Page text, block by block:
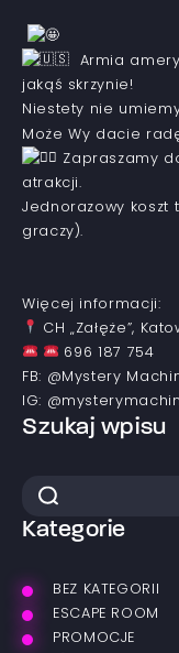
Armia
jakąś skrzynie!
Niestety nie
Może Wy dacie
Zapraszamy
atrakcji.
Jednorazowy koszt
graczy).
Więcej informacji:
CH „Załęże”,
696 187 754
FB: @Mystery
IG:
Szukaj wpisu
Kategorie
BEZ KATEGORII
ESCAPE ROOM
PROMOCJE